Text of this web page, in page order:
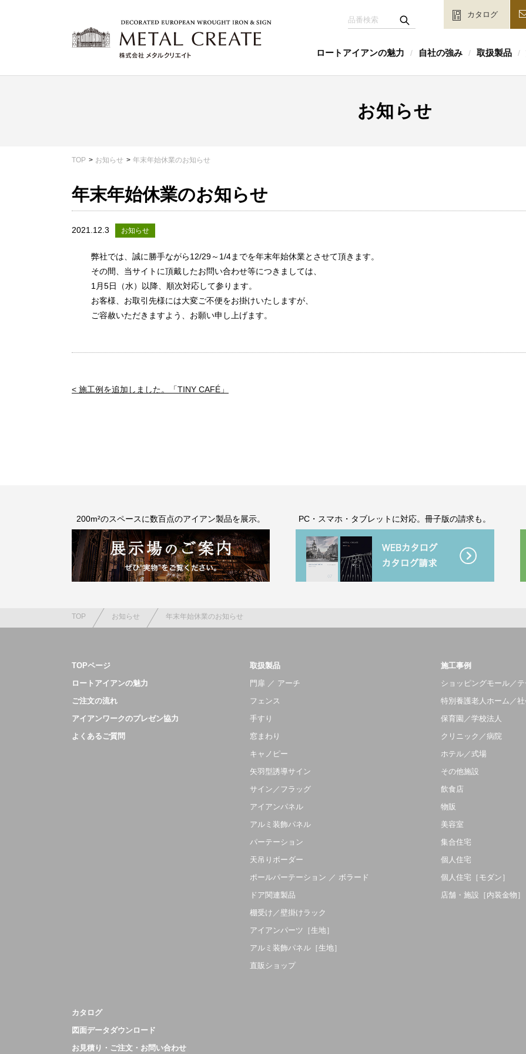
カタログ
ロートアイアンの魅力 / 自社の強み / 取扱製品 /
お知らせ
TOP お知らせ 年末年始休業のお知らせ
年末年始休業のお知らせ
2021.12.3 お知らせ
弊社では、誠に勝手ながら12/29～1/4までを年末年始休業とさせて頂きます。
その間、当サイトに頂戴したお問い合わせ等につきましては、
1月5日（水）以降、順次対応して参ります。
お客様、お取引先様には大変ご不便をお掛けいたしますが、
ご容赦いただきますよう、お願い申し上げます。
< 施工例を追加しました。「TINY CAFÉ」
200m²のスペースに数百点のアイアン製品を展示。 PC・スマホ・タブレットに対応。冊子版の請求も。
TOP お知らせ 年末年始休業のお知らせ
TOPページ
ロートアイアンの魅力
ご注文の流れ
アイアンワークのプレゼン協力
よくあるご質問
取扱製品
門扉 ／ アーチ
フェンス
手すり
窓まわり
キャノピー
矢羽型誘導サイン
サイン／フラッグ
アイアンパネル
アルミ装飾パネル
パーテーション
天吊りボーダー
ポールパーテーション ／ ボラード
ドア関連製品
棚受け／壁掛けラック
アイアンパーツ［生地］
アルミ装飾パネル［生地］
直販ショップ
施工事例
ショッピングモール／
特別養護老人ホーム／
保育園／学校法人
クリニック／病院
ホテル／式場
その他施設
飲食店
物販
美容室
集合住宅
個人住宅
個人住宅［モダン］
店舗・施設［内装金物］
カタログ
図面データダウンロード
お見積り・ご注文・お問い合わせ